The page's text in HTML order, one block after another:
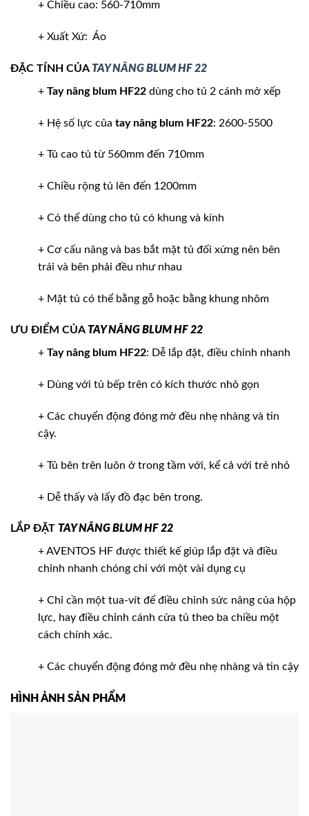
+ Chiều cao: 560-710mm
+ Xuất Xứ: Áo
ĐẶC TÍNH CỦA TAY NÂNG BLUM HF 22
+ Tay nâng blum HF22 dùng cho tủ 2 cánh mở xếp
+ Hệ số lực của tay nâng blum HF22: 2600-5500
+ Tủ cao tủ từ 560mm đến 710mm
+ Chiều rộng tủ lên đến 1200mm
+ Có thể dùng cho tủ có khung và kính
+ Cơ cấu nâng và bas bắt mặt tủ đối xứng nên bên
trái và bên phải đều như nhau
+ Mặt tủ có thể bằng gỗ hoặc bằng khung nhôm
ƯU ĐIỂM CỦATAY NÂNG BLUM HF 22
+ Tay nâng blum HF22: Dễ lắp đặt, điều chỉnh nhanh
+ Dùng với tủ bếp trên có kích thước nhỏ gọn
+ Các chuyển động đóng mở đều nhẹ nhàng và tin
cậy.
+ Tủ bên trên luôn ở trong tầm với, kể cả với trẻ nhỏ
+ Dễ thấy và lấy đồ đạc bên trong.
LẮP ĐẶT TAY NÂNG BLUM HF 22
+ AVENTOS HF được thiết kế giúp lắp đặt và điều
chỉnh nhanh chóng chỉ với một vài dụng cụ
+ Chỉ cần một tua-vít để điều chỉnh sức nâng của hộp
lực, hay điều chỉnh cánh cửa tủ theo ba chiều một
cách chính xác.
+ Các chuyển động đóng mở đều nhẹ nhàng và tin cậy
HÌNH ẢNH SẢN PHẨM